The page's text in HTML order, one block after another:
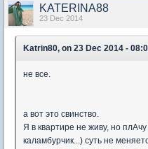
KATERINA88
23 Dec 2014
Katrin80, on 23 Dec 2014 -
не все.
а вот это свинство.
Я в квартире не живу, но
каламбурчик...) суть не